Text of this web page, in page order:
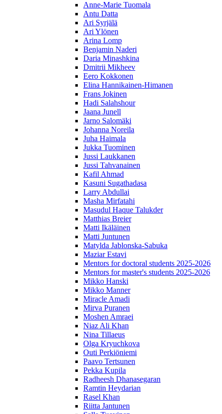
Anne-Marie Tuomala
Antu Datta
Ari Syrjälä
Ari Ylönen
Arina Lomp
Benjamin Naderi
Daria Minashkina
Dmitrii Mikheev
Eero Kokkonen
Elina Hannikainen-Himanen
Frans Jokinen
Hadi Salahshour
Jaana Junell
Jarno Salomäki
Johanna Noreila
Juha Haimala
Jukka Tuominen
Jussi Laukkanen
Jussi Tahvanainen
Kafil Ahmad
Kasuni Sugathadasa
Larry Abdullai
Masha Mirfatahi
Masudul Haque Talukder
Matthias Breier
Matti Ikäläinen
Matti Juntunen
Matylda Jablonska-Sabuka
Maziar Estavi
Mentors for doctoral students 2025-2026
Mentors for master's students 2025-2026
Mikko Hanski
Mikko Manner
Miracle Amadi
Mirva Puranen
Moshen Amraei
Niaz Ali Khan
Nina Tillaeus
Olga Kryuchkova
Outi Perkiöniemi
Paavo Tertsunen
Pekka Kupila
Radheesh Dhanasegaran
Ramtin Heydarian
Rasel Khan
Riitta Jantunen